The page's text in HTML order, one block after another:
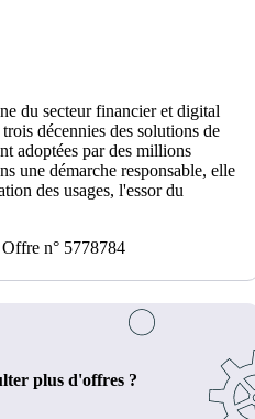
du secteur financier et digital
décennies des solutions de
adoptées par des millions
une démarche responsable, elle
des usages, l'essor du
n° 5778784
plus d'offres ?